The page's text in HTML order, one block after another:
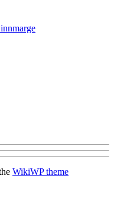
WikiWP theme